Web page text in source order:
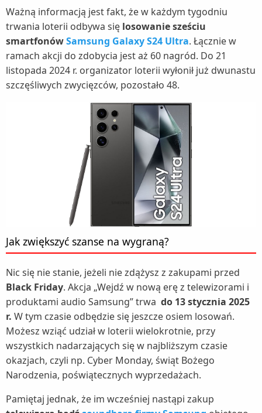
Ważną informacją jest fakt, że w każdym tygodniu
trwania loterii odbywa się losowanie sześciu
smartfonówSamsung Galaxy S24 Ultra. Łącznie w
ramach akcji do zdobycia jest aż 60 nagród. Do 21
listopada 2024 r. organizator loterii wyłonił już dwunastu
szczęśliwych zwycięzców, pozostało 48.
Jak zwiększyć szanse na wygraną?
Nic się nie stanie, jeżeli nie zdążysz z zakupami przed
Black Friday. Akcja „Wejdź w nową erę z telewizorami i
produktami audio Samsung” trwa do 13 stycznia 2025
r. W tym czasie odbędzie się jeszcze osiem losowań.
Możesz wziąć udział w loterii wielokrotnie, przy
wszystkich nadarzających się w najbliższym czasie
okazjach, czyli np. Cyber Monday, świąt Bożego
Narodzenia, poświątecznych wyprzedażach.
Pamiętaj jednak, że im wcześniej nastąpi zakup